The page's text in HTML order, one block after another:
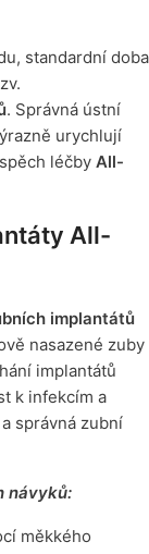
standardní doba
. Správná ústní
urychlují
léčby All-
All-
implantátů
nasazené zuby
implantátů
k infekcím a
správná zubní
návyků:
měkkého